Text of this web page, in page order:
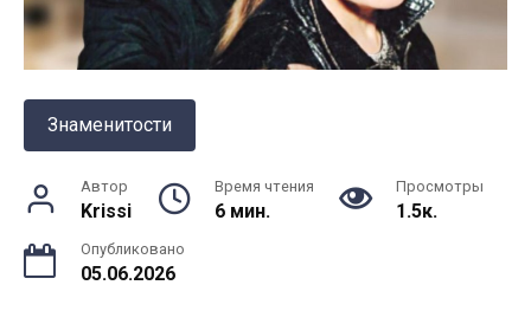
Знаменитости
Автор
Krissi
Время чтения
6 мин.
Просмотры
1.5к.
Опубликовано
05.06.2026